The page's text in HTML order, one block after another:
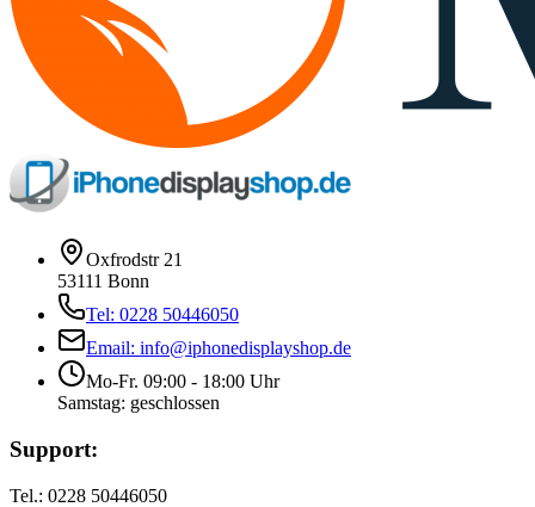
Oxfrodstr 21
53111 Bonn
Tel: 0228 50446050
Email: info@iphonedisplayshop.de
Mo-Fr. 09:00 - 18:00 Uhr
Samstag: geschlossen
Support:
Tel.: 0228 50446050